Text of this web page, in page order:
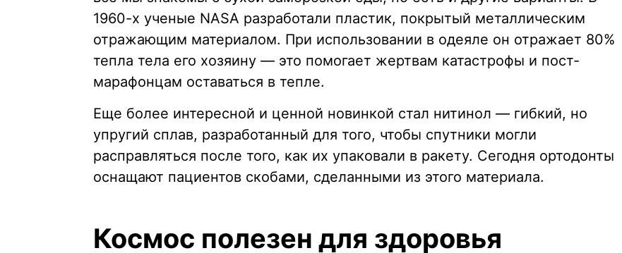
1960-х ученые NASA разработали пластик, покрытый металлическим
отражающим материалом. При использовании в одеяле он отражает 80%
тепла тела его хозяину — это помогает жертвам катастрофы и пост-
марафонцам оставаться в тепле.
Еще более интересной и ценной новинкой стал нитинол — гибкий, но
упругий сплав, разработанный для того, чтобы спутники могли
расправляться после того, как их упаковали в ракету. Сегодня ортодонты
оснащают пациентов скобами, сделанными из этого материала.
Космос полезен для здоровья